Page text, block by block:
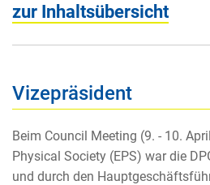
zur Inhaltsübersicht
Vizepräsident
Beim Council Meeting (9. - 10.
Physical Society (EPS) war die
und durch den